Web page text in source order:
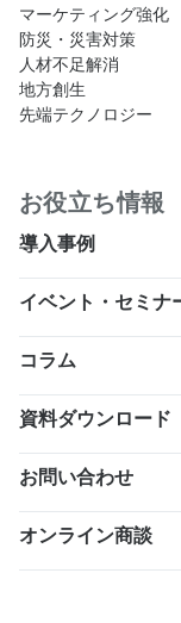
マーケティング強化
防災・災害対策
人材不足解消
地方創生
先端テクノロジー
お役立ち情報
導入事例
イベント・セミナ
コラム
資料ダウンロード
お問い合わせ
オンライン商談